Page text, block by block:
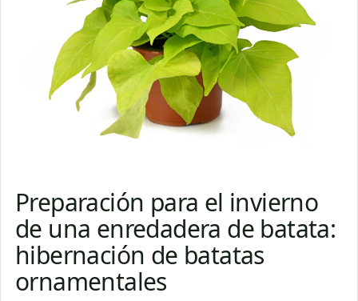
Preparación para el invierno
de una enredadera de batata:
hibernación de batatas
ornamentales